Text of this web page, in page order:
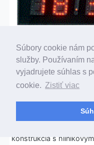
Súbory cookie nám
služby. Používaním
vyjadrujete súhlas s
cookie. Zistiť viac
Hodiny
Produktové číslo:
konštrukcia s